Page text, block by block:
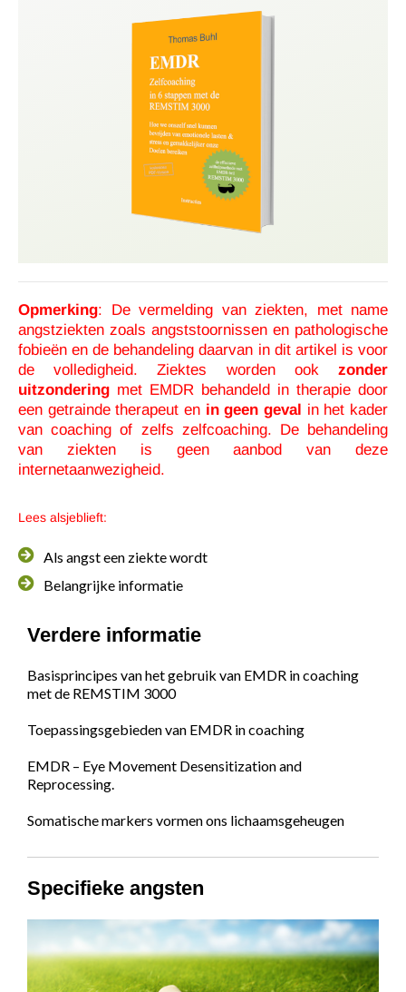
Opmerking: De vermelding van ziekten, met name
angstziekten zoals angststoornissen en pathologische
fobieën en de behandeling daarvan in dit artikel is voor
de volledigheid. Ziektes worden ook zonder
uitzondering met EMDR behandeld in therapie door
een getrainde therapeut en in geen geval in het kader
van coaching of zelfs zelfcoaching. De behandeling
van ziekten is geen aanbod van deze
internetaanwezigheid.
Lees alsjeblieft:
Als angst een ziekte wordt
Belangrijke informatie
Verdere informatie
Basisprincipes van het gebruik van EMDR in coaching
met de REMSTIM 3000
Toepassingsgebieden van EMDR in coaching
EMDR – Eye Movement Desensitization and
Reprocessing.
Somatische markers vormen ons lichaamsgeheugen
Specifieke angsten